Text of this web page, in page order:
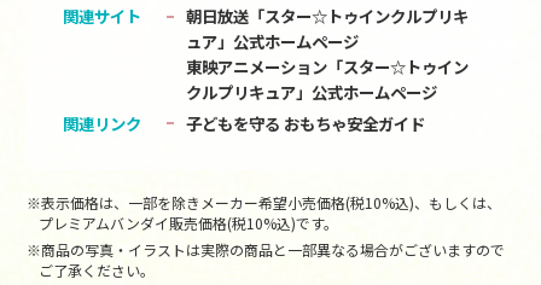
関連サイト
朝日放送「スター☆トゥインクルプリキ
ュア」公式ホームページ
東映アニメーション「スター☆トゥイン
クルプリキュア」公式ホームページ
関連リンク
子どもを守る おもちゃ安全ガイド
※表示価格は、一部を除きメーカー希望小売価格(税10%込)、もしくは、
プレミアムバンダイ販売価格(税10%込)です。
※商品の写真・イラストは実際の商品と一部異なる場合がございますので
ご了承ください。